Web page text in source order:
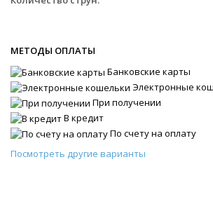
МЕТОДЫ ОПЛАТЫ
Банковские карты
Электронные
При получении
В кредит
По счету на оплату
Посмотреть другие варианты